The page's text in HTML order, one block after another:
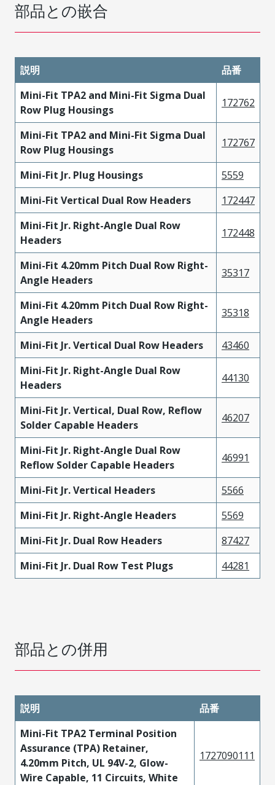
部品との嵌合
説明
品番
Mini-Fit TPA2 and Mini-Fit Sigma Dual
Row Plug Housings
172762
Mini-Fit TPA2 and Mini-Fit Sigma Dual
Row Plug Housings
172767
Mini-Fit Jr. Plug Housings
5559
Mini-Fit Vertical Dual Row Headers
172447
Mini-Fit Jr. Right-Angle Dual Row
Headers
172448
Mini-Fit 4.20mm Pitch Dual Row Right-
Angle Headers
35317
Mini-Fit 4.20mm Pitch Dual Row Right-
Angle Headers
35318
Mini-Fit Jr. Vertical Dual Row Headers
43460
Mini-Fit Jr. Right-Angle Dual Row
Headers
44130
Mini-Fit Jr. Vertical, Dual Row, Reflow
Solder Capable Headers
46207
Mini-Fit Jr. Right-Angle Dual Row
Reflow Solder Capable Headers
46991
Mini-Fit Jr. Vertical Headers
5566
Mini-Fit Jr. Right-Angle Headers
5569
Mini-Fit Jr. Dual Row Headers
87427
Mini-Fit Jr. Dual Row Test Plugs
44281
部品との併用
説明
品番
Mini-Fit TPA2 Terminal Position
Assurance (TPA) Retainer,
4.20mm Pitch, UL 94V-2, Glow-
Wire Capable, 11 Circuits, White
1727090111